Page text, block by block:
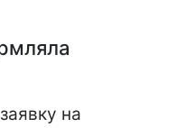
на